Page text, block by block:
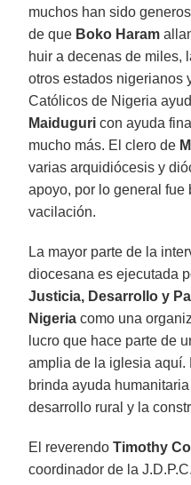
muchos han sido
de que Boko Haram
huir a decenas de miles,
otros estados nigerianos
Católicos de Nigeria
Maiduguri con ayuda
mucho más. El clero de
varias arquidiócesis y
apoyo, por lo general
vacilación.
La mayor parte de la
diocesana es ejecutada
Justicia, Desarrollo y
Nigeria como una
lucro que hace parte de
amplia de la iglesia aquí.
brinda ayuda
desarrollo rural y la
El reverendoTimothy
coordinador de la